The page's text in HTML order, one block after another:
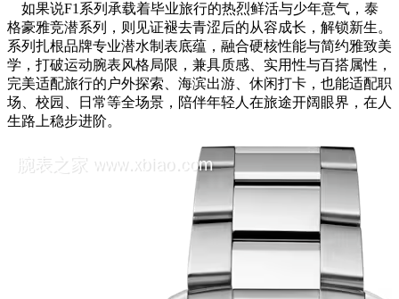
如果说F1系列承载着毕业旅行的热烈鲜活与少年意气，泰
格豪雅竞潜系列，则见证褪去青涩后的从容成长，解锁新生。
系列扎根品牌专业潜水制表底蕴，融合硬核性能与简约雅致美
学，打破运动腕表风格局限，兼具质感、实用性与百搭属性，
完美适配旅行的户外探索、海滨出游、休闲打卡，也能适配职
场、校园、日常等全场景，陪伴年轻人在旅途开阔眼界，在人
生路上稳步进阶。